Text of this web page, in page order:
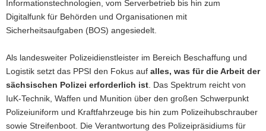
Informationstechnologien, vom Serverbetrieb bis hin zum
Digitalfunk für Behörden und Organisationen mit
Sicherheitsaufgaben (BOS) angesiedelt.
Als landesweiter Polizeidienstleister im Bereich Beschaffung und
Logistik setzt das PPSI den Fokus auf alles, was für die Arbeit der
sächsischen Polizei erforderlich ist . Das Spektrum reicht von
IuK-Technik, Waffen und Munition über den großen Schwerpunkt
Polizeiuniform und Kraftfahrzeuge bis hin zum Polizeihubschrauber
sowie Streifenboot. Die Verantwortung des Polizeipräsidiums für